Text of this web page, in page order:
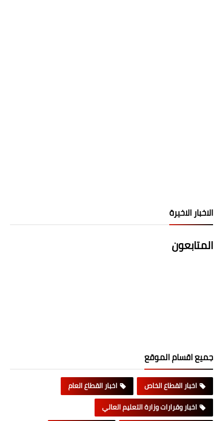
الاخبار الاخيرة
المتابعون
جميع اقسام الموقع
اخبار القطاع الخاص
اخبار القطاع العام
اخبار وقرارات وزارة التعليم العالي